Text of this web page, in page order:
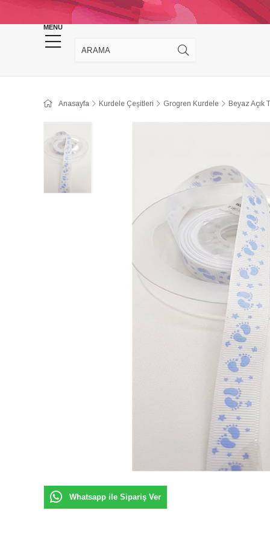
MENU
KINA DÜĞÜN MALZEMELERİ TAKI
Anasayfa Kurdele Çeşitleri Grogren Kurdele Beyaz Açık
Whatsapp ile Sipariş Ver